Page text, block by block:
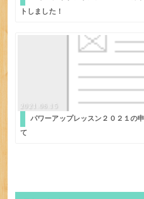
トしました！
2021.06.15
パワーアップレッスン２０２１の
て